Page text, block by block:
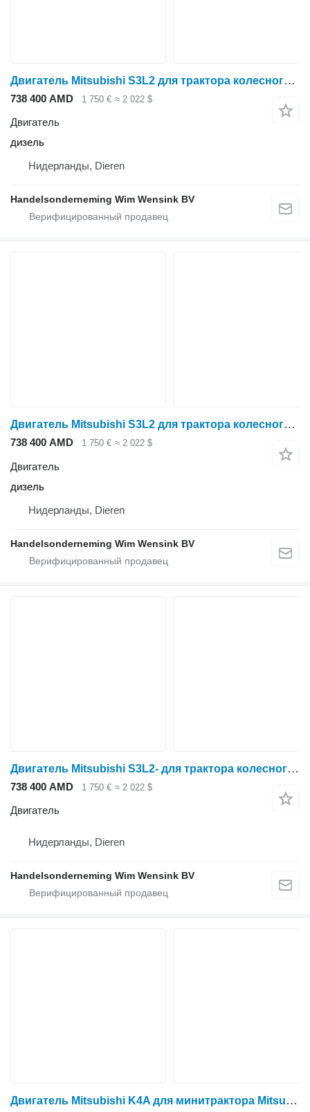
Двигатель Mitsubishi S3L2 для трактора колесного Mitsubishi MM30T
738 400 AMD 1 750 € ≈ 2 022 $
Двигатель
дизель
Нидерланды, Dieren
Handelsonderneming Wim Wensink BV
Двигатель Mitsubishi S3L2 для трактора колесного Mitsubishi GS210
738 400 AMD 1 750 € ≈ 2 022 $
Двигатель
дизель
Нидерланды, Dieren
Handelsonderneming Wim Wensink BV
Двигатель Mitsubishi S3L2- для трактора колесного New Holland
738 400 AMD 1 750 € ≈ 2 022 $
Двигатель
Нидерланды, Dieren
Handelsonderneming Wim Wensink BV
Двигатель Mitsubishi K4A для минитрактора Mitsubishi D1650, D1650FD, D1850